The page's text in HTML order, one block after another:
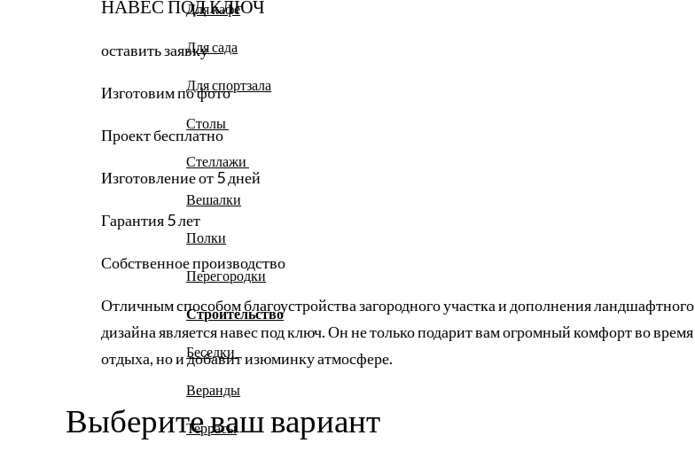
Для кафе
Для сада
Для спортзала
Столы
Стеллажи
Вешалки
Полки
Перегородки
Строительство
Беседки
Веранды
Террасы
НАВЕС ПОД КЛЮЧ
оставить заявку
Изготовим по фото
Проект бесплатно
Изготовление от 5 дней
Гарантия 5 лет
Собственное производство
Отличным способом благоустройства загородного участка и дополнения ландшафтного
дизайна является навес под ключ. Он не только подарит вам огромный комфорт во время
отдыха, но и добавит изюминку атмосфере.
Выберите ваш вариант